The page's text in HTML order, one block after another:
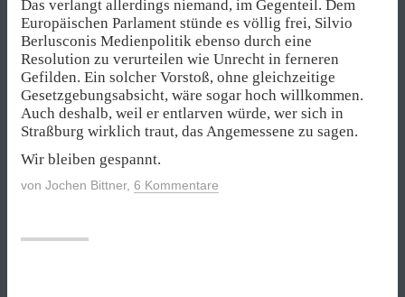
Das verlangt allerdings niemand, im Gegenteil. Dem
Europäischen Parlament stünde es völlig frei, Silvio
Berlusconis Medienpolitik ebenso durch eine
Resolution zu verurteilen wie Unrecht in ferneren
Gefilden. Ein solcher Vorstoß, ohne gleichzeitige
Gesetzgebungsabsicht, wäre sogar hoch willkommen.
Auch deshalb, weil er entlarven würde, wer sich in
Straßburg wirklich traut, das Angemessene zu sagen.
Wir bleiben gespannt.
von Jochen Bittner, 6 Kommentare